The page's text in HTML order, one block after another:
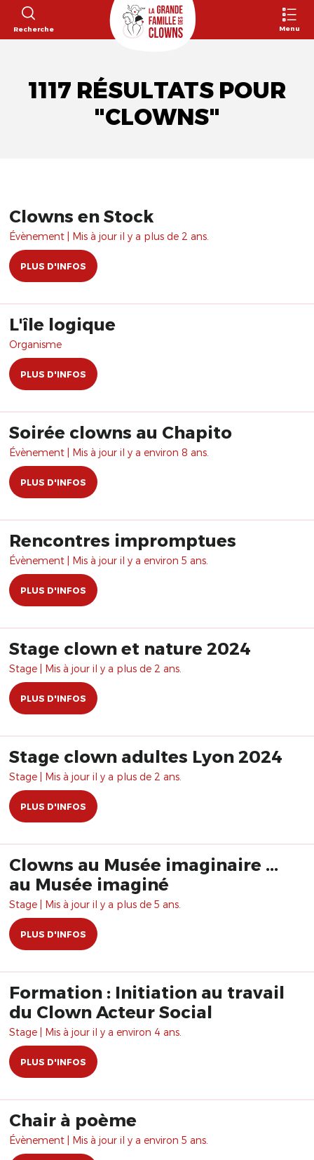
Recherche Menu
1117 RÉSULTATS POUR
"CLOWNS"
Clowns en Stock
Évènement | Mis à jour il y a plus de 2 ans.
PLUS D'INFOS
L'île logique
Organisme
PLUS D'INFOS
Soirée clowns au Chapito
Évènement | Mis à jour il y a environ 8 ans.
PLUS D'INFOS
Rencontres impromptues
Évènement | Mis à jour il y a environ 5 ans.
PLUS D'INFOS
Stage clown et nature 2024
Stage | Mis à jour il y a plus de 2 ans.
PLUS D'INFOS
Stage clown adultes Lyon 2024
Stage | Mis à jour il y a plus de 2 ans.
PLUS D'INFOS
Clowns au Musée imaginaire ...
au Musée imaginé
Stage | Mis à jour il y a plus de 5 ans.
PLUS D'INFOS
Formation : Initiation au travail
du Clown Acteur Social
Stage | Mis à jour il y a environ 4 ans.
PLUS D'INFOS
Chair à poème
Évènement | Mis à jour il y a environ 5 ans.